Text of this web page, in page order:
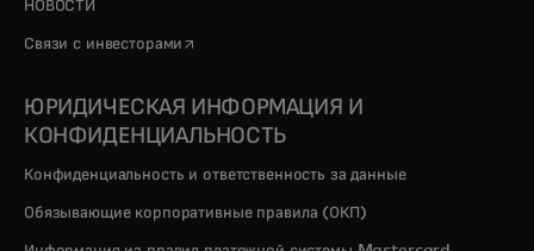
НОВОСТИ
Связи с инвесторами opens in a new tab
ЮРИДИЧЕСКАЯ ИНФОРМАЦИЯ И
КОНФИДЕНЦИАЛЬНОСТЬ
Конфиденциальность и ответственность за данные
Обязывающие корпоративные правила (ОКП)